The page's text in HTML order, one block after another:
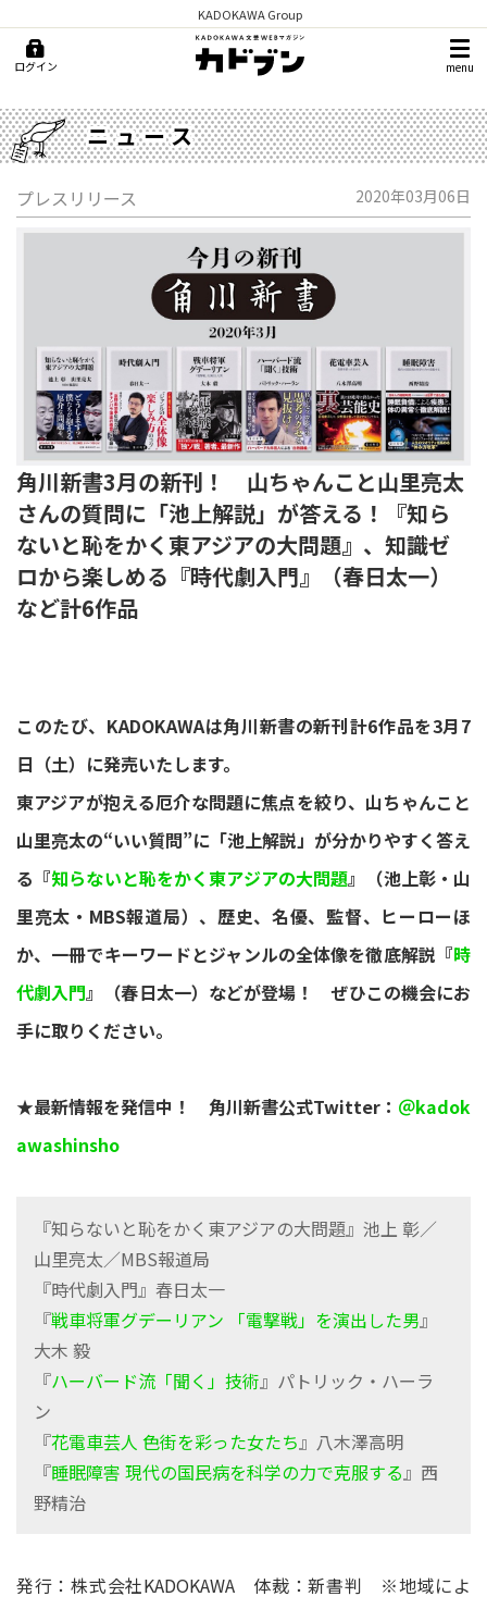
KADOKAWA Group
ログイン menu
ニュース
プレスリリース 2020年03月06日
角川新書3月の新刊！ 山ちゃんこと山里亮太
さんの質問に「池上解説」が答える！『知ら
ないと恥をかく東アジアの大問題』、知識ゼ
ロから楽しめる『時代劇入門』（春日太一）
など計6作品
このたび、KADOKAWAは角川新書の新刊計6作品を3月7
日（土）に発売いたします。
東アジアが抱える厄介な問題に焦点を絞り、山ちゃんこと
山里亮太の“いい質問”に「池上解説」が分かりやすく答え
る『知らないと恥をかく東アジアの大問題』（池上彰・山
里亮太・MBS報道局）、歴史、名優、監督、ヒーローほ
か、一冊でキーワードとジャンルの全体像を徹底解説『時
代劇入門』（春日太一）などが登場！ ぜひこの機会にお
手に取りください。
★最新情報を発信中！ 角川新書公式Twitter： ＠kadok
awashinsho
『知らないと恥をかく東アジアの大問題』池上 彰／
山里亮太／MBS報道局
『時代劇入門』春日太一
『戦車将軍グデーリアン 「電撃戦」を演出した男』
大木 毅
『ハーバード流「聞く」技術』パトリック・ハーラ
ン
『花電車芸人 色街を彩った女たち』八木澤高明
『睡眠障害 現代の国民病を科学の力で克服する』西
野精治
発行：株式会社KADOKAWA 体裁：新書判 ※地域によ